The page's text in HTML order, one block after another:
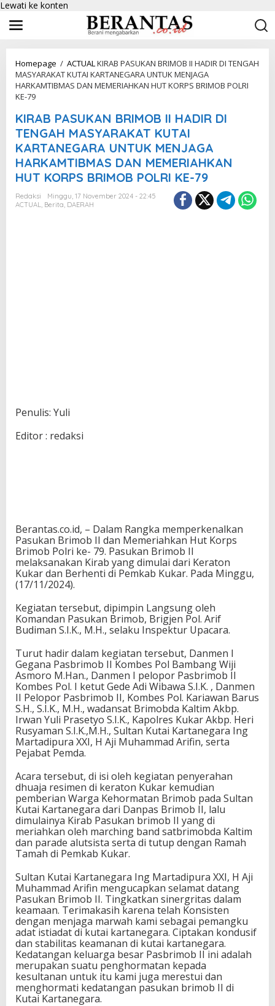
Lewati ke konten
Homepage / ACTUALKIRAB PASUKAN BRIMOB II HADIR DI TENGAH
MASYARAKAT KUTAI KARTANEGARA UNTUK MENJAGA
HARKAMTIBMAS DAN MEMERIAHKAN HUT KORPS BRIMOB POLRI
KE-79
KIRAB PASUKAN BRIMOB II HADIR DI
TENGAH MASYARAKAT KUTAI
KARTANEGARA UNTUK MENJAGA
HARKAMTIBMAS DAN MEMERIAHKAN
HUT KORPS BRIMOB POLRI KE-79
Redaksi
Minggu, 17 November 2024 - 22:45
ACTUAL, Berita, DAERAH
Penulis: Yuli
Editor : redaksi
Berantas.co.id, – Dalam Rangka memperkenalkan
Pasukan Brimob II dan Memeriahkan Hut Korps
Brimob Polri ke- 79. Pasukan Brimob II
melaksanakan Kirab yang dimulai dari Keraton
Kukar dan Berhenti di Pemkab Kukar. Pada Minggu,
(17/11/2024).
Kegiatan tersebut, dipimpin Langsung oleh
Komandan Pasukan Brimob, Brigjen Pol. Arif
Budiman S.I.K., M.H., selaku Inspektur Upacara.
Turut hadir dalam kegiatan tersebut, Danmen I
Gegana Pasbrimob II Kombes Pol Bambang Wiji
Asmoro M.Han., Danmen I pelopor Pasbrimob II
Kombes Pol. I ketut Gede Adi Wibawa S.I.K. , Danmen
II Pelopor Pasbrimob II, Kombes Pol. Kariawan Barus
S.H., S.I.K., M.H., wadansat Brimobda Kaltim Akbp.
Irwan Yuli Prasetyo S.I.K., Kapolres Kukar Akbp. Heri
Rusyaman S.I.K.,M.H., Sultan Kutai Kartanegara Ing
Martadipura XXI, H Aji Muhammad Arifin, serta
Pejabat Pemda.
Acara tersebut, di isi oleh kegiatan penyerahan
dhuaja resimen di keraton Kukar kemudian
pemberian Warga Kehormatan Brimob pada Sultan
Kutai Kartanegara dari Danpas Brimob II, lalu
dimulainya Kirab Pasukan brimob II yang di
meriahkan oleh marching band satbrimobda Kaltim
dan parade alutsista serta di tutup dengan Ramah
Tamah di Pemkab Kukar.
Sultan Kutai Kartanegara Ing Martadipura XXI, H Aji
Muhammad Arifin mengucapkan selamat datang
Pasukan Brimob II. Tingkatkan sinergritas dalam
keamaan. Terimakasih karena telah Konsisten
dengan menjaga marwah kami sebagai pemangku
adat istiadat di kutai kartanegara. Ciptakan kondusif
dan stabilitas keamanan di kutai kartanegara.
Kedatangan keluarga besar Pasbrimob II ini adalah
merupakan suatu penghormatan kepada
kesultanan untuk itu kami juga merestui dan
menghormati kedatangan pasukan brimob II di
Kutai Kartanegara.